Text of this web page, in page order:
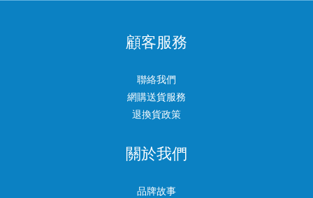
顧客服務
聯絡我們
網購送貨服務
退換貨政策
關於我們
品牌故事